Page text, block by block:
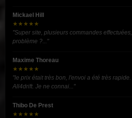
Mickael Hill
★★★★★
"Super site, plusieurs commandes
problème ?..."
Maxime Thoreau
★★★★★
"le prix était très bon, l'envoi a été très
All4drift. Je ne connai..."
Thibo De Prest
★★★★★